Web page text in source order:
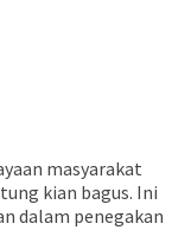
masyarakat
kian bagus. Ini
dalam penegakan